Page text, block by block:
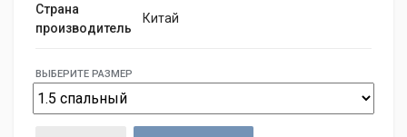
Страна
производитель
Китай
ВЫБЕРИТЕ РАЗМЕР